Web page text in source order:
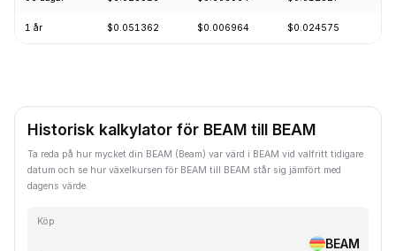
1 år $0.051362 $0.006964 $0.024575 -
Historisk kalkylator för BEAM till BEAM
Ta reda på hur mycket din BEAM (Beam) var värd i BEAM vid valfritt tidigare
datum och se hur växelkursen för BEAM till BEAM står sig jämfört med
dagens värde.
Köp
BEAM